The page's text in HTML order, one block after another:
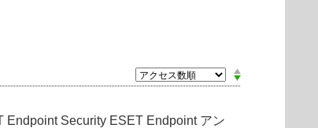
Endpoint Security ESET Endpoint アン